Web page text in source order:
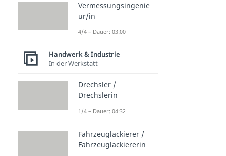
Vermessungsingenie
ur/in
4/4 – Dauer: 03:00
Handwerk & Industrie
In der Werkstatt
Drechsler /
Drechslerin
1/4 – Dauer: 04:32
Fahrzeuglackierer /
Fahrzeuglackiererin